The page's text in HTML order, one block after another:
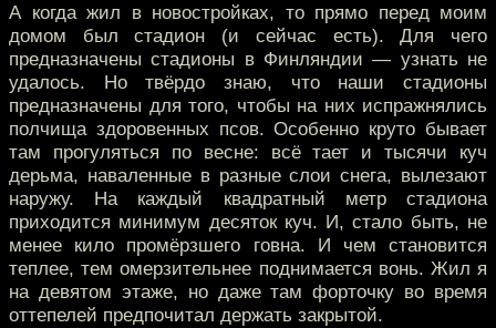
А когда жил в новостройках, то прямо перед моим
домом был стадион (и сейчас есть). Для чего
предназначены стадионы в Финляндии — узнать не
удалось. Но твёрдо знаю, что наши стадионы
предназначены для того, чтобы на них испражнялись
полчища здоровенных псов. Особенно круто бывает
там прогуляться по весне: всё тает и тысячи куч
дерьма, наваленные в разные слои снега, вылезают
наружу. На каждый квадратный метр стадиона
приходится минимум десяток куч. И, стало быть, не
менее кило промёрзшего говна. И чем становится
теплее, тем омерзительнее поднимается вонь. Жил я
на девятом этаже, но даже там форточку во время
оттепелей предпочитал держать закрытой.